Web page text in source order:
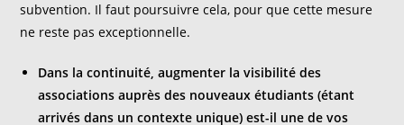
subvention. Il faut poursuivre cela, pour que cette mesure
ne reste pas exceptionnelle.
Dans la continuité, augmenter la visibilité des
associations auprès des nouveaux étudiants (étant
arrivés dans un contexte unique) est-il une de vos